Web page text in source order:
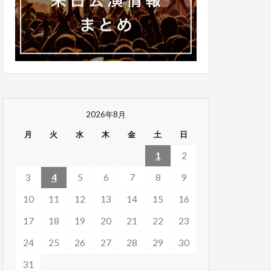
2026年8月
月 火 水 木 金 土 日
1
2
3
4 5 6 7 8
9
10
11 12 13 14 15
16
17
18 19 20 21 22
23
24
25 26 27 28 29
30
31